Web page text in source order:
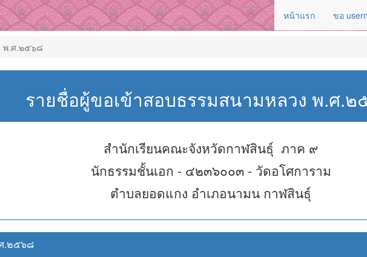
หน้าแรก ขอ
พ.ศ.๒๕๖๘
รายชื่อผู้ขอเข้าสอบธรรมสนามหลวง พ.ศ.
สำนักเรียนคณะจังหวัดกาฬสินธุ์ ภาค ๙
นักธรรมชั้นเอก - ๔๒๓๖๐๐๓ - วัดอโศการาม
ตำบลยอดแกง อำเภอนามน กาฬสินธุ์
.๒๕๖๘